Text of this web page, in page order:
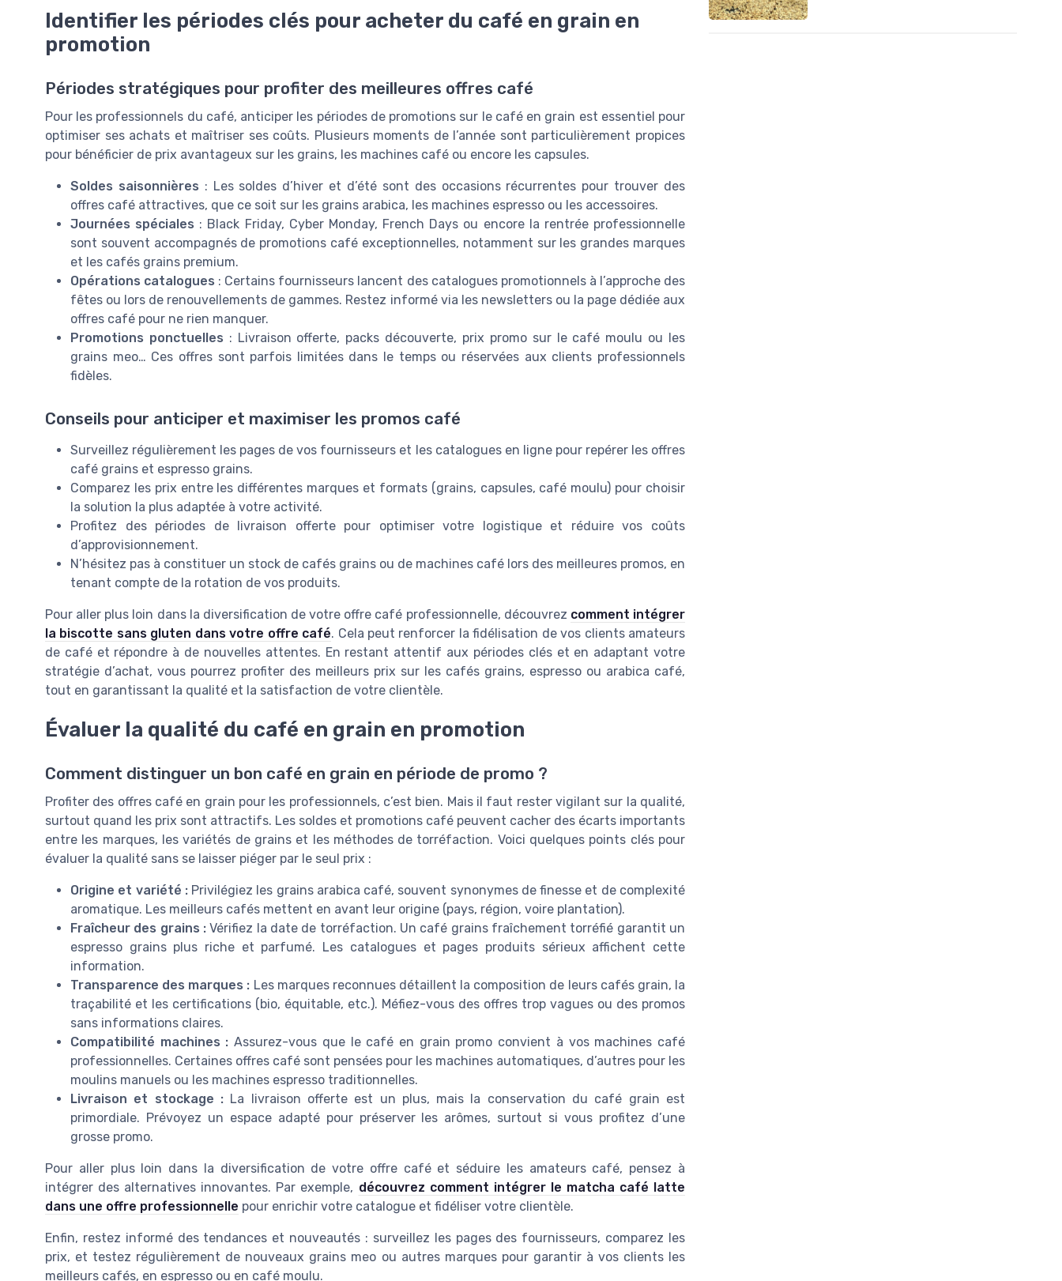
Identifier les périodes clés pour acheter du café en grain en
promotion
Périodes stratégiques pour profiter des meilleures offres café
Pour les professionnels du café, anticiper les périodes de promotions sur le café en grain est essentiel pour
optimiser ses achats et maîtriser ses coûts. Plusieurs moments de l’année sont particulièrement propices
pour bénéficier de prix avantageux sur les grains, les machines café ou encore les capsules.
Soldes saisonnières : Les soldes d’hiver et d’été sont des occasions récurrentes pour trouver des
offres café attractives, que ce soit sur les grains arabica, les machines espresso ou les accessoires.
Journées spéciales : Black Friday, Cyber Monday, French Days ou encore la rentrée professionnelle
sont souvent accompagnés de promotions café exceptionnelles, notamment sur les grandes marques
et les cafés grains premium.
Opérations catalogues : Certains fournisseurs lancent des catalogues promotionnels à l’approche des
fêtes ou lors de renouvellements de gammes. Restez informé via les newsletters ou la page dédiée aux
offres café pour ne rien manquer.
Promotions ponctuelles : Livraison offerte, packs découverte, prix promo sur le café moulu ou les
grains meo… Ces offres sont parfois limitées dans le temps ou réservées aux clients professionnels
fidèles.
Conseils pour anticiper et maximiser les promos café
Surveillez régulièrement les pages de vos fournisseurs et les catalogues en ligne pour repérer les offres
café grains et espresso grains.
Comparez les prix entre les différentes marques et formats (grains, capsules, café moulu) pour choisir
la solution la plus adaptée à votre activité.
Profitez des périodes de livraison offerte pour optimiser votre logistique et réduire vos coûts
d’approvisionnement.
N’hésitez pas à constituer un stock de cafés grains ou de machines café lors des meilleures promos, en
tenant compte de la rotation de vos produits.
Pour aller plus loin dans la diversification de votre offre café professionnelle, découvrez comment intégrer
la biscotte sans gluten dans votre offre café. Cela peut renforcer la fidélisation de vos clients amateurs
de café et répondre à de nouvelles attentes. En restant attentif aux périodes clés et en adaptant votre
stratégie d’achat, vous pourrez profiter des meilleurs prix sur les cafés grains, espresso ou arabica café,
tout en garantissant la qualité et la satisfaction de votre clientèle.
Évaluer la qualité du café en grain en promotion
Comment distinguer un bon café en grain en période de promo ?
Profiter des offres café en grain pour les professionnels, c’est bien. Mais il faut rester vigilant sur la qualité,
surtout quand les prix sont attractifs. Les soldes et promotions café peuvent cacher des écarts importants
entre les marques, les variétés de grains et les méthodes de torréfaction. Voici quelques points clés pour
évaluer la qualité sans se laisser piéger par le seul prix :
Origine et variété :Privilégiez les grains arabica café, souvent synonymes de finesse et de complexité
aromatique. Les meilleurs cafés mettent en avant leur origine (pays, région, voire plantation).
Fraîcheur des grains : Vérifiez la date de torréfaction. Un café grains fraîchement torréfié garantit un
espresso grains plus riche et parfumé. Les catalogues et pages produits sérieux affichent cette
information.
Transparence des marques : Les marques reconnues détaillent la composition de leurs cafés grain, la
traçabilité et les certifications (bio, équitable, etc.). Méfiez-vous des offres trop vagues ou des promos
sans informations claires.
Compatibilité machines : Assurez-vous que le café en grain promo convient à vos machines café
professionnelles. Certaines offres café sont pensées pour les machines automatiques, d’autres pour les
moulins manuels ou les machines espresso traditionnelles.
Livraison et stockage :La livraison offerte est un plus, mais la conservation du café grain est
primordiale. Prévoyez un espace adapté pour préserver les arômes, surtout si vous profitez d’une
grosse promo.
Pour aller plus loin dans la diversification de votre offre café et séduire les amateurs café, pensez à
intégrer des alternatives innovantes. Par exemple, découvrez comment intégrer le matcha café latte
dans une offre professionnelle pour enrichir votre catalogue et fidéliser votre clientèle.
Enfin, restez informé des tendances et nouveautés : surveillez les pages des fournisseurs, comparez les
prix, et testez régulièrement de nouveaux grains meo ou autres marques pour garantir à vos clients les
meilleurs cafés, en espresso ou en café moulu.